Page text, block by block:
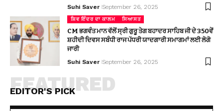
Suhi Saver September 26, 2025
ਸ਼ਿਵ ਇੰਦਰ ਦਾ ਕਾਲਮ ਸਿਆਸਤ
CM ਭਗਵੰਤ ਮਾਨ ਵੱਲੋਂ ਸ੍ਰੀ ਗੁਰੂ ਤੇਗ ਬਹਾਦਰ ਸਾਹਿਬ ਜੀ ਦੇ 350ਵੇਂ
ਸ਼ਹੀਦੀ ਦਿਵਸ ਸਬੰਧੀ ਰਾਜ ਪੱਧਰੀ ਯਾਦਗਾਰੀ ਸਮਾਗਮਾਂ ਲਈ ਲੋਗੋ
ਜਾਰੀ
Suhi Saver September 26, 2025
EDITOR'S PICK
FEATURED